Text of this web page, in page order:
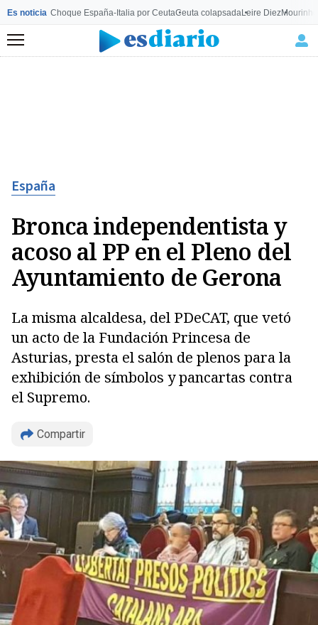
Es noticia Choque España-Italia por CeutaCeuta colapsadaLeire Diez
Menú
España
Bronca independentista y
acoso al PP en el Pleno del
Ayuntamiento de Gerona
La misma alcaldesa, del PDeCAT, que vetó
un acto de la Fundación Princesa de
Asturias, presta el salón de plenos para la
exhibición de símbolos y pancartas contra
el Supremo.
Compartir
Copiar